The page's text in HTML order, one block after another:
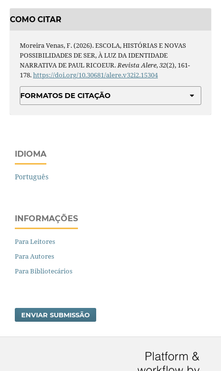
COMO CITAR
Moreira Venas, F. (2026). ESCOLA, HISTÓRIAS E NOVAS
POSSIBILIDADES DE SER, À LUZ DA IDENTIDADE
NARRATIVA DE PAUL RICOEUR.Revista Alere,32(2), 161-
178.https://doi.org/10.30681/alere.v32i2.15304
FORMATOS DE CITAÇÃO
IDIOMA
Português
INFORMAÇÕES
Para Leitores
Para Autores
Para Bibliotecários
ENVIAR SUBMISSÃO